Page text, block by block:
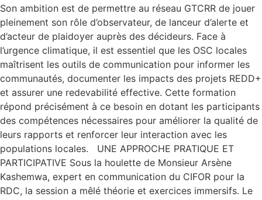
Son ambition est de permettre au réseau GTCRR de jouer
pleinement son rôle d’observateur, de lanceur d’alerte et
d’acteur de plaidoyer auprès des décideurs. Face à
l’urgence climatique, il est essentiel que les OSC locales
maîtrisent les outils de communication pour informer les
communautés, documenter les impacts des projets REDD+
et assurer une redevabilité effective. Cette formation
répond précisément à ce besoin en dotant les participants
des compétences nécessaires pour améliorer la qualité de
leurs rapports et renforcer leur interaction avec les
populations locales. UNE APPROCHE PRATIQUE ET
PARTICIPATIVE Sous la houlette de Monsieur Arsène
Kashemwa, expert en communication du CIFOR pour la
RDC, la session a mêlé théorie et exercices immersifs. Le